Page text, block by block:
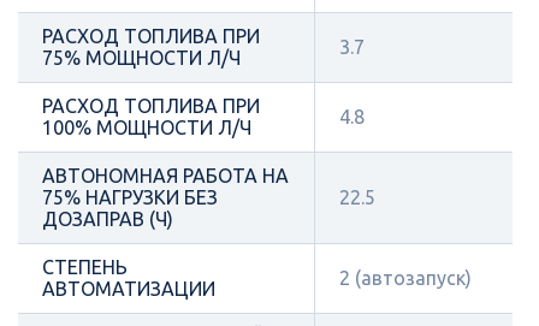
РАСХОД ТОПЛИВА ПРИ
75% МОЩНОСТИ Л/Ч
3.7
РАСХОД ТОПЛИВА ПРИ
100% МОЩНОСТИ Л/Ч
4.8
АВТОНОМНАЯ РАБОТА НА
75% НАГРУЗКИ БЕЗ
ДОЗАПРАВ (Ч)
22.5
СТЕПЕНЬ
АВТОМАТИЗАЦИИ
2 (автозапуск)